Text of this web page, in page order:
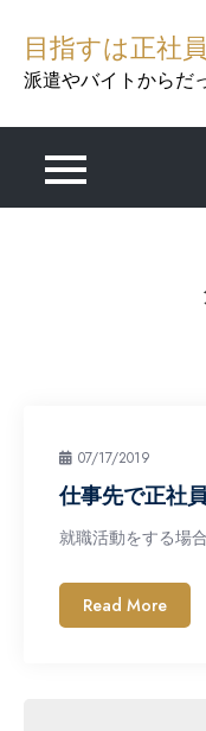
content
目指すは正社
派遣やバイトからだ
07/17/2019
仕事先で正社
就職活動をする場
Read More